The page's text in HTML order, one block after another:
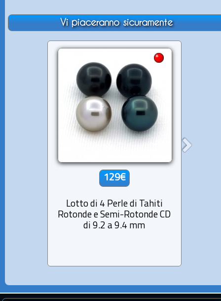
Vi piaceranno sicuramente
129€
Lotto di 4 Perle di Tahiti
Rotonde e Semi-Rotonde CD
di 9.2 a 9.4 mm